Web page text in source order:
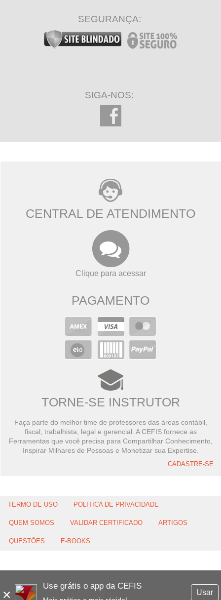
×
Use grátis o app da CEFIS
Usar
SEGURANÇA:
SIGA-NOS:
CENTRAL DE ATENDIMENTO
Clique para acessar
PAGAMENTO
TORNE-SE INSTRUTOR
Faça parte do melhor time de professores das áreas contábil,
fiscal, trabalhista, legal e gerencial. A CEFIS fornece as
Ferramentas que você precisa para Compartilhar Conhecimento,
Inspirar Milhares de Pessoas e Monetizar sua Expertise.
CADASTRE-SE
TERMO DE USO POLITICA DE PRIVACIDADE
QUEM SOMOS VALIDAR CERTIFICADO ARTIGOS
QUESTÕES E-BOOKS